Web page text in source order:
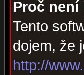
Proč
Tento
dojem, že
http://